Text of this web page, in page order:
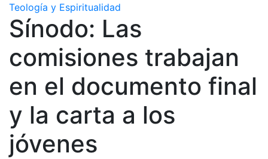
Teología y Espiritualidad
Sínodo: Las
comisiones trabajan
en el documento final
y la carta a los
jóvenes